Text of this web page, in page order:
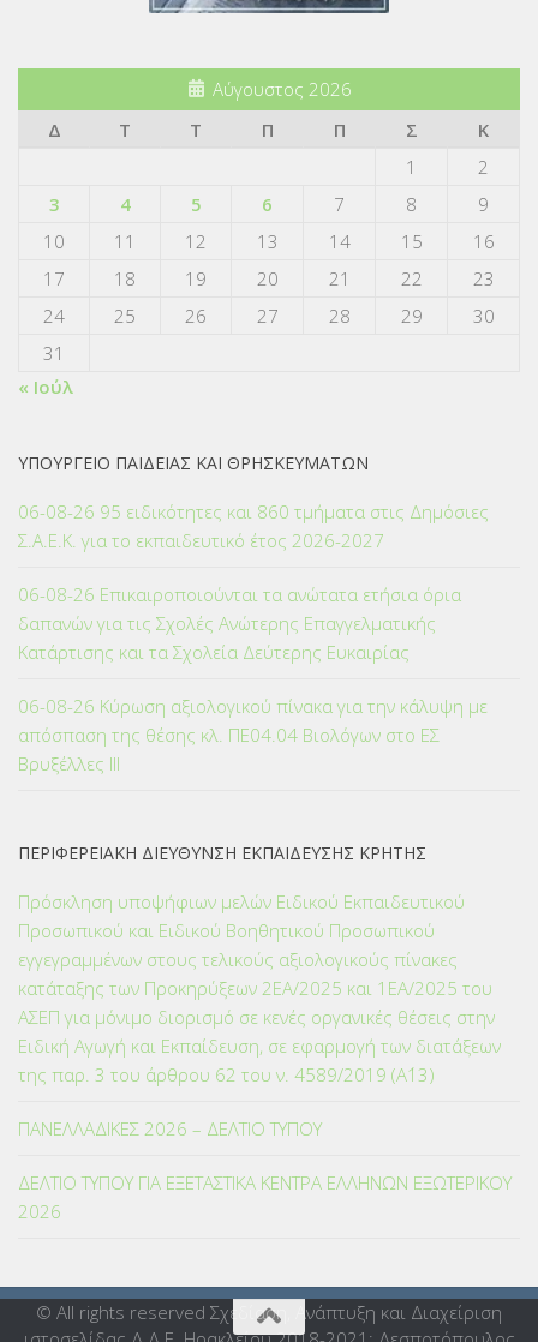
Αύγουστος 2026
Δ
Τ Τ Π Π Σ
Κ
1
2
3
4 5 6 7 8
9
10
11 12 13 14 15
16
17
18 19 20 21 22
23
24
25 26 27 28 29
30
31
« Ιούλ
ΥΠΟΥΡΓΕΙΟ ΠΑΙΔΕΙΑΣ ΚΑΙ ΘΡΗΣΚΕΥΜΑΤΩΝ
06-08-26 95 ειδικότητες και 860 τμήματα στις Δημόσιες
Σ.Α.Ε.Κ. για το εκπαιδευτικό έτος 2026-2027
06-08-26 Επικαιροποιούνται τα ανώτατα ετήσια όρια
δαπανών για τις Σχολές Ανώτερης Επαγγελματικής
Κατάρτισης και τα Σχολεία Δεύτερης Ευκαιρίας
06-08-26 Κύρωση αξιολογικού πίνακα για την κάλυψη με
απόσπαση της θέσης κλ. ΠΕ04.04 Βιολόγων στο ΕΣ
Βρυξέλλες ΙΙΙ
ΠΕΡΙΦΕΡΕΙΑΚΗ ΔΙΕΥΘΥΝΣΗ ΕΚΠΑΙΔΕΥΣΗΣ ΚΡΗΤΗΣ
Πρόσκληση υποψήφιων μελών Ειδικού Εκπαιδευτικού
Προσωπικού και Ειδικού Βοηθητικού Προσωπικού
εγγεγραμμένων στους τελικούς αξιολογικούς πίνακες
κατάταξης των Προκηρύξεων 2ΕΑ/2025 και 1ΕΑ/2025 του
ΑΣΕΠ για μόνιμο διορισμό σε κενές οργανικές θέσεις στην
Ειδική Αγωγή και Εκπαίδευση, σε εφαρμογή των διατάξεων
της παρ. 3 του άρθρου 62 του ν. 4589/2019 (Α΄13)
ΠΑΝΕΛΛΑΔΙΚΕΣ 2026 – ΔΕΛΤΙΟ ΤΥΠΟΥ
ΔΕΛΤΙΟ ΤΥΠΟΥ ΓΙΑ ΕΞΕΤΑΣΤΙΚΑ ΚΕΝΤΡΑ ΕΛΛΗΝΩΝ ΕΞΩΤΕΡΙΚΟΥ
2026
© All rights reserved Σχεδίαση, Ανάπτυξη και Διαχείριση